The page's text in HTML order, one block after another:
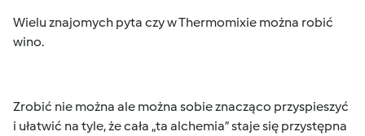
Wielu znajomych pyta czy w Thermomixie można robić
wino.
Zrobić nie można ale można sobie znacząco przyspieszyć
i ułatwić na tyle, że cała „ta alchemia” staje się przystępna